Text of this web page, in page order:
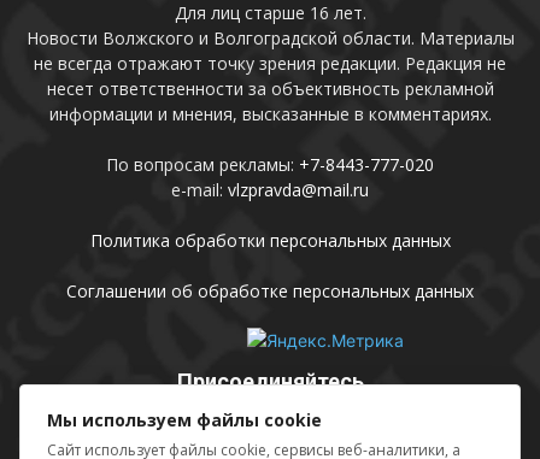
Для лиц старше 16 лет.
Новости Волжского и Волгоградской области. Материалы
не всегда отражают точку зрения редакции. Редакция не
несет ответственности за объективность рекламной
информации и мнения, высказанные в комментариях.
По вопросам рекламы: +7-8443-777-020
e-mail: vlzpravda@mail.ru
Политика обработки персональных данных
Соглашении об обработке персональных данных
Присоединяйтесь
Мы используем файлы cookie
Сайт использует файлы cookie, сервисы веб-аналитики, а